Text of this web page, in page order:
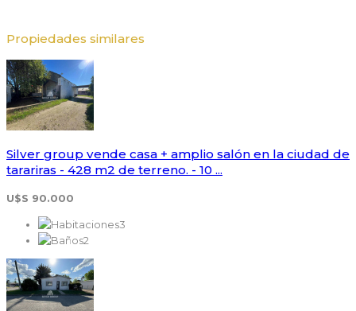
Propiedades similares
Silver group vende casa + amplio salón en la ciudad de
tarariras - 428 m2 de terreno. - 10 ...
U$S 90.000
3
2